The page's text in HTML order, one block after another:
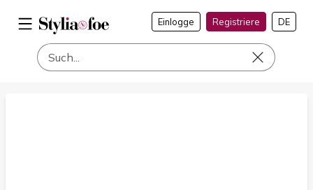
Einlogge Registriere DE